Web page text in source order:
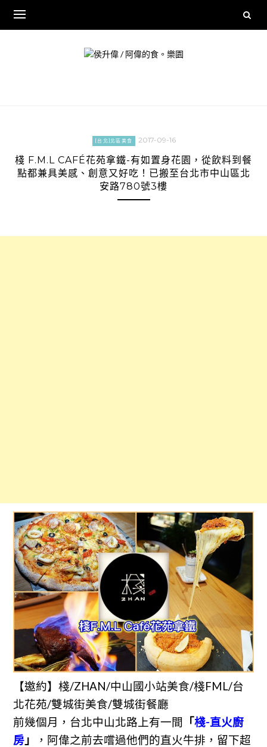
content
[台北]北區美食 2017-09-16
棧 F.M.L CAFÉ花苑拿鐵-有如置身花園，從飲料到餐
點都兼具美感、創意又好吃！已搬至台北市中山區北
安路780號3樓
【邀約】棧/ZHAN/中山國小站美食/棧FML/台
北花苑/雙城街美食/雙城街餐廳
前幾個月，台北中山北路上有一間
「棧-直火廚
房」
，阿偉之前去嚐過他們的直火牛排，留下超